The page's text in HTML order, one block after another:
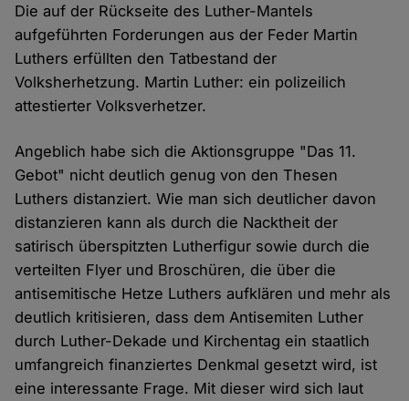
Die auf der Rückseite des Luther-Mantels
aufgeführten Forderungen aus der Feder Martin
Luthers erfüllten den Tatbestand der
Volksherhetzung. Martin Luther: ein polizeilich
attestierter Volksverhetzer.
Angeblich habe sich die Aktionsgruppe "Das 11.
Gebot" nicht deutlich genug von den Thesen
Luthers distanziert. Wie man sich deutlicher davon
distanzieren kann als durch die Nacktheit der
satirisch überspitzten Lutherfigur sowie durch die
verteilten Flyer und Broschüren, die über die
antisemitische Hetze Luthers aufklären und mehr als
deutlich kritisieren, dass dem Antisemiten Luther
durch Luther-Dekade und Kirchentag ein staatlich
umfangreich finanziertes Denkmal gesetzt wird, ist
eine interessante Frage. Mit dieser wird sich laut